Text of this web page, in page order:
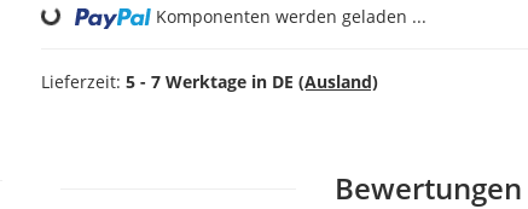
Loading... Komponenten werden geladen ...
Lieferzeit: 5 - 7 Werktage in DE (Ausland)
Bewertungen